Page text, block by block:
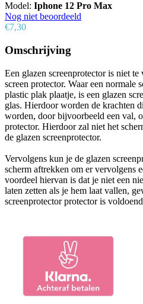
Model: Iphone 12 Pro Max
Nog niet beoordeeld
€7,30
Omschrijving
Een glazen screenprotector is niet
screen protector. Waar een normale
plastic plak plaatje, is een glazen
glas. Hierdoor worden de krachten
worden, door bijvoorbeeld een val,
protector. Hierdoor zal niet het
de glazen screenprotector.
Vervolgens kun je de glazen
scherm aftrekken om er vervolgens
voordeel hiervan is dat je niet een
laten zetten als je hem laat vallen,
screenprotector protector is